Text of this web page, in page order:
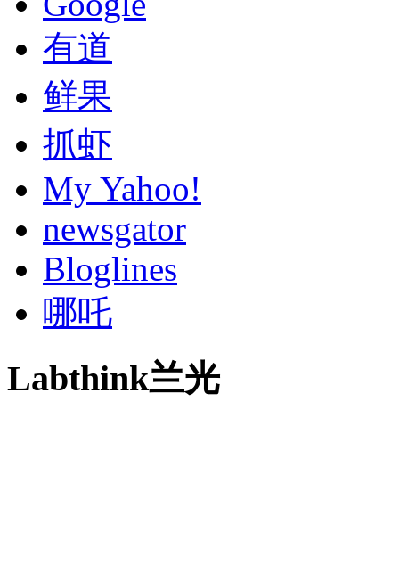
有道
鲜果
抓虾
My Yahoo!
newsgator
Bloglines
哪吒
Labthink兰光